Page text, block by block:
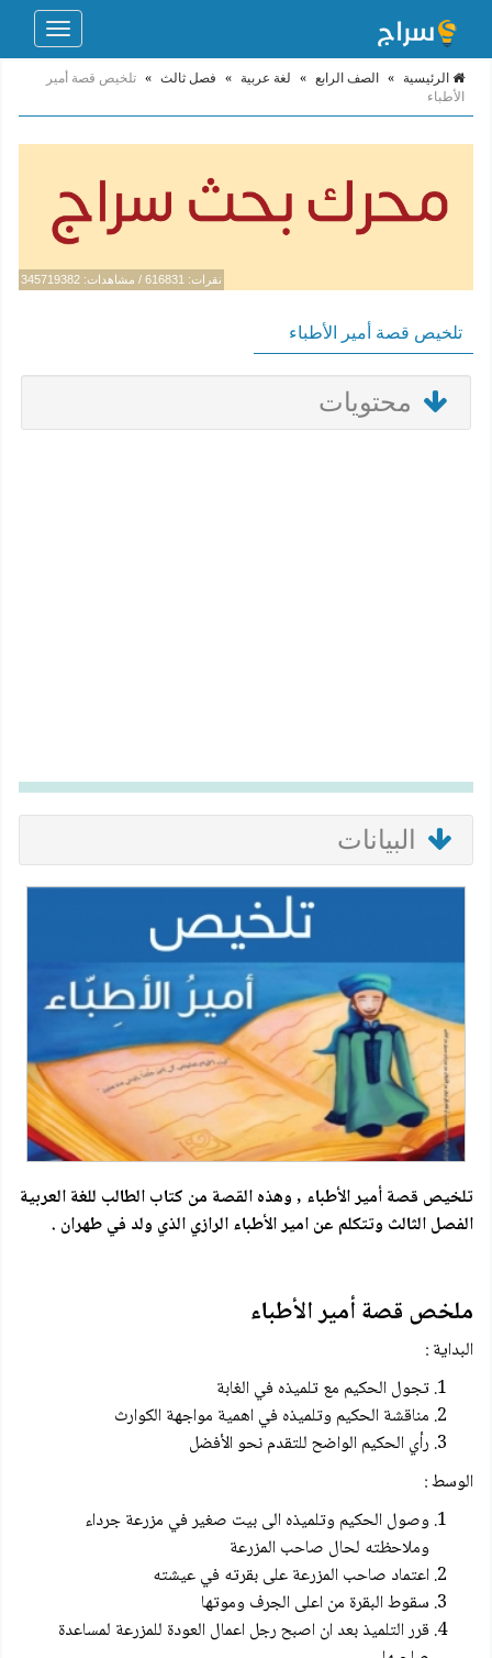
Toggle
الرئيسية » الصف الرابع » لغة عربية » فصل ثالث » تلخيص قصة أمير
الأطباء
نقرات: 616831 / مشاهدات: 345719382
تلخيص قصة أمير الأطباء
محتويات
البيانات
تلخيص قصة أمير الأطباء , وهذه القصة من كتاب الطالب للغة العربية
الفصل الثالث وتتكلم عن امير الأطباء الرازي الذي ولد في طهران .
ملخص قصة أمير الأطباء
البداية :
تجول الحكيم مع تلميذه في الغابة
مناقشة الحكيم وتلميذه في اهمية مواجهة الكوارث
رأي الحكيم الواضح للتقدم نحو الأفضل
الوسط :
وصول الحكيم وتلميذه الى بيت صغير في مزرعة جرداء
وملاحظته لحال صاحب المزرعة
اعتماد صاحب المزرعة على بقرته في عيشته
سقوط البقرة من اعلى الجرف وموتها
قرر التلميذ بعد ان اصبح رجل اعمال العودة للمزرعة لمساعدة